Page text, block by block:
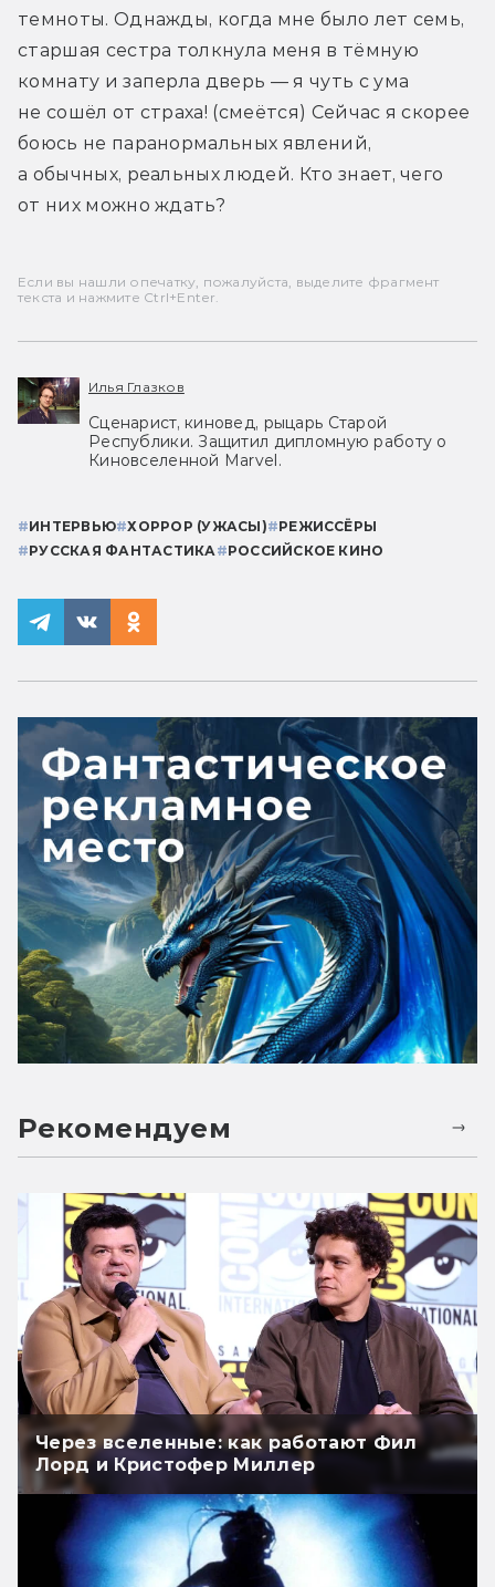
темноты. Однажды, когда мне было лет семь,
старшая сестра толкнула меня в тёмную
комнату и заперла дверь — я чуть с ума
не сошёл от страха! (смеётся) Сейчас я скорее
боюсь не паранормальных явлений,
а обычных, реальных людей. Кто знает, чего
от них можно ждать?
Если вы нашли опечатку, пожалуйста, выделите фрагмент
текста и нажмите Ctrl+Enter.
Илья Глазков
Сценарист, киновед, рыцарь Старой
Республики. Защитил дипломную работу о
Киновселенной Marvel.
#ИНТЕРВЬЮ#ХОРРОР (УЖАСЫ)#РЕЖИССЁРЫ
#РУССКАЯ ФАНТАСТИКА #РОССИЙСКОЕ КИНО
Рекомендуем
Через вселенные: как работают Фил
Лорд и Кристофер Миллер